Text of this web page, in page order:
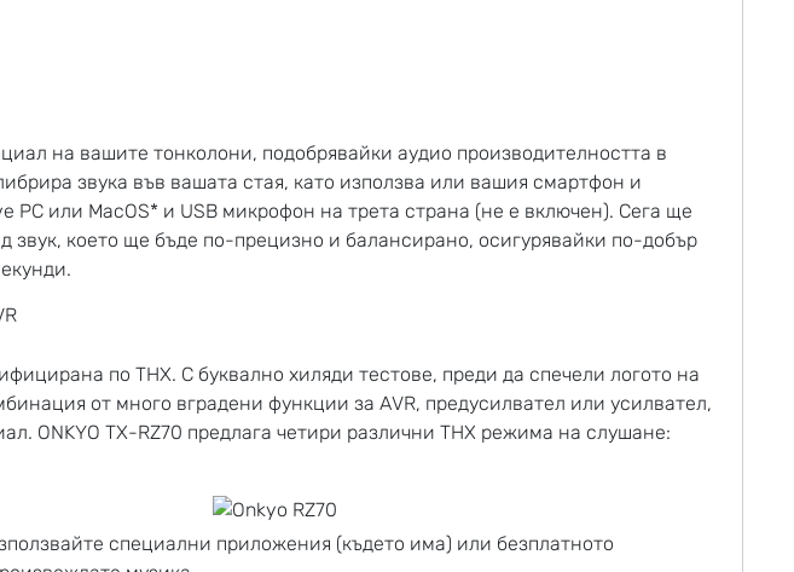
на вашите тонколони, подобрявайки аудио производителността в
звука във вашата стая, като използва или вашия смартфон и
или MacOS* и USB микрофон на трета страна (не е включен). Сега ще
което ще бъде по-прецизно и балансирано, осигурявайки по-добър
по THX. С буквално хиляди тестове, преди да спечели логото на
от много вградени функции за AVR, предусилвател или усилвател,
ONKYO TX-RZ70 предлага четири различни THX режима на слушане:
специални приложения (където има) или безплатното